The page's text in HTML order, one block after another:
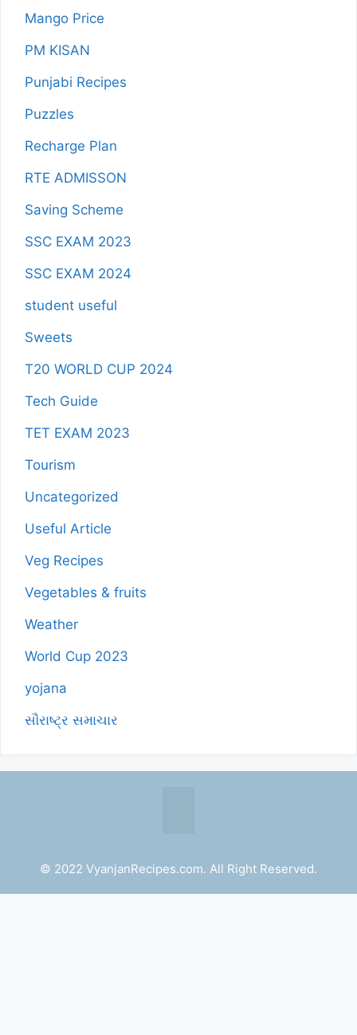
Mango Price
PM KISAN
Punjabi Recipes
Puzzles
Recharge Plan
RTE ADMISSON
Saving Scheme
SSC EXAM 2023
SSC EXAM 2024
student useful
Sweets
T20 WORLD CUP 2024
Tech Guide
TET EXAM 2023
Tourism
Uncategorized
Useful Article
Veg Recipes
Vegetables & fruits
Weather
World Cup 2023
yojana
સૌરાષ્ટ્ર સમાચાર
© 2022 VyanjanRecipes.com. All Right Reserved.